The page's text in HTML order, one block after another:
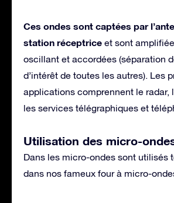
Ces ondes sont captées par
station réceptrice et sont
oscillant et accordées (séparation
d’intérêt de toutes les autres). Les
applications comprennent le radar,
les services télégraphiques et
Utilisation des micro-
Dans les micro-ondes sont utilisés
dans nos fameux four à micro-